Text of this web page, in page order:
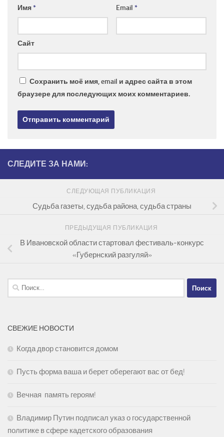
Имя* Email *
Сайт
Сохранить моё имя, email и адрес сайта в этом
браузере для последующих моих комментариев.
СЛЕДИТЕ ЗА НАМИ:
СЛЕДУЮЩАЯ ПУБЛИКАЦИЯ
Судьба газеты, судьба района, судьба страны
ПРЕДЫДУЩАЯ ПУБЛИКАЦИЯ
В Ивановской области стартовал фестиваль-конкурс
«Губернский разгуляй»
Найти:
СВЕЖИЕ НОВОСТИ
Когда двор становится домом
Пусть форма ваша и берет оберегают вас от бед!
Вечная память героям!
Владимир Путин подписал указ о государственной
политике в сфере кадетского образования